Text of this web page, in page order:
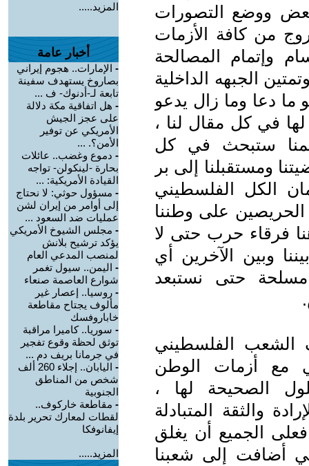
ووضع التصورات
من كافة الأزمات
وإتمام المصالحة
الجبهه الداخلية
ما دعا وما زال يدعو
في كل مقال لنا ،
ستبحث في كل
ومستقبلنا إلى بر
الكل الفلسطيني
على وطننا
فرقاء حرب حتى لا
وبين الآخرين أي
حتى نستبعد
الشعب الفلسطيني
مع أزمات الوطن
الصحيحة لها ،
والثقة المتبادلة
الجميع أن يغلق
أضافت إلى شعبنا
المزيد.....
أخبار عامة
- الإمارات.. هجوم إيراني
بصاروخ يستهدف سفينة
تابعة لـ-أدنوك- ف ...
- هل اتفاقية مكة دلالة
على عجز الجيش
الأمريكي عن توفير
الأمن؟. ...
- دموع وغضب.. عائلات
بحارة -لينكولن- تواجه
القيادة الأمريكية: ...
- مسؤول حوثي: لا نحتاج
إلى أوامر من إيران لشن
عمليات ضد السعود ...
- مجلس الشيوخ الأمريكي
يؤكد ترشيح بلانش
لمنصب المدعي العام
- اليمن.. سيول تغمر
شوارع العاصمة صنعاء
- روسيا.. إعصار غير
مألوف يجتاح مقاطعة
خاباروفسك
- سوريا.. كاميرا مراقبة
توثق لحظة وقوع تفجير
في جرمانا بريف دم ...
-
اليابان.. إجلاء 260 ألف
شخص من المناطق
الجنوبية
- مقاطعة خاركوف..
لقطات لمعارك تحرير بلدة
إيفانوفكا
المزيد.....